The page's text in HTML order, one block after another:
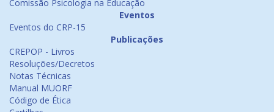
Comissão Psicologia na Educação
Eventos
Eventos do CRP-15
Publicações
CREPOP - Livros
Resoluções/Decretos
Notas Técnicas
Manual MUORF
Código de Ética